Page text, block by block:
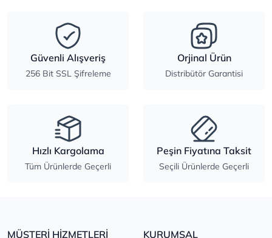
Güvenli Alışveriş
256 Bit SSL Şifreleme
Orjinal Ürün
Distribütör Garantisi
Hızlı Kargolama
Tüm Ürünlerde Geçerli
Peşin Fiyatına Taksit
Seçili Ürünlerde Geçerli
MÜŞTERİ HİZMETLERİ KURUMSAL